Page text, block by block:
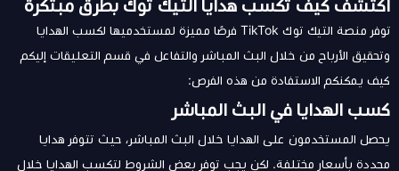
اكتشف كيف تكسب هدايا التيك توك بطرق مبتكرة
توفر منصة التيك توك TikTok فرصًا مميزة لمستخدميها لكسب الهدايا
وتحقيق الأرباح من خلال البث المباشر والتفاعل في قسم التعليقات إليكم
كيف يمكنكم الاستفادة من هذه الفرص:
كسب الهدايا في البث المباشر
يحصل المستخدمون على الهدايا خلال البث المباشر، حيث تتوفر هدايا
محددة بأسعار مختلفة. لكن يجب توفر بعض الشروط لتكسب الهدايا خلال